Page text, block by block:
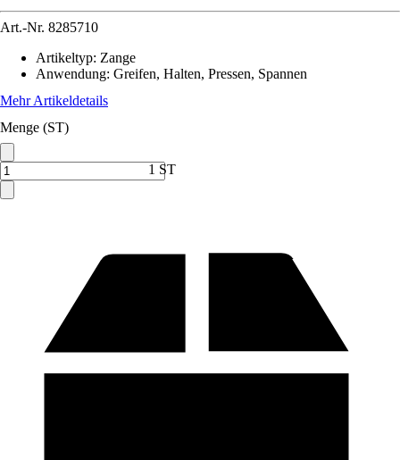
Art.-Nr. 8285710
Artikeltyp: Zange
Anwendung: Greifen, Halten, Pressen, Spannen
Mehr Artikeldetails
Menge (ST)
1 ST